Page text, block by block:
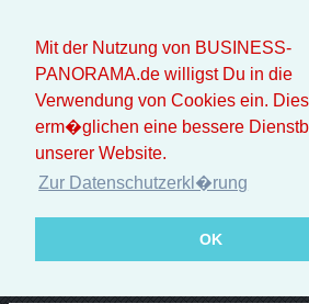
Mit der Nutzung von BUSINESS-
PANORAMA.de willigst Du in die
Verwendung von Cookies ein.
erm�glichen eine bessere
unserer Website.
Zur Datenschutzerkl�rung
OK